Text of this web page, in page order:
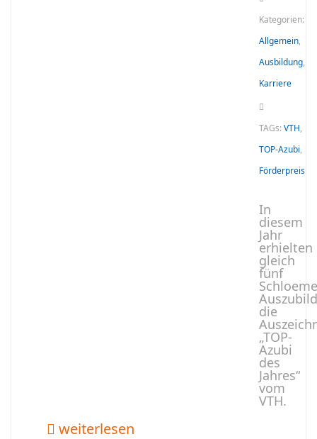
Kategorien:
Allgemein,
Ausbildung,
Karriere
TAGs:VTH,
TOP-Azubi,
Förderpreis
In
diesem
Jahr
erhielten
gleich
fünf
die
„TOP-
Azubi
des
Jahres“
vom
VTH.
weiterlesen